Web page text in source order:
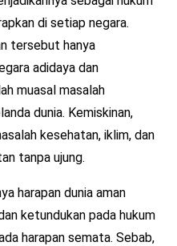
di setiap negara.
tersebut hanya
adidaya dan
muasal masalah
dunia. Kemiskinan,
kesehatan, iklim, dan
tanpa ujung.
harapan dunia aman
ketundukan pada hukum
harapan semata. Sebab,